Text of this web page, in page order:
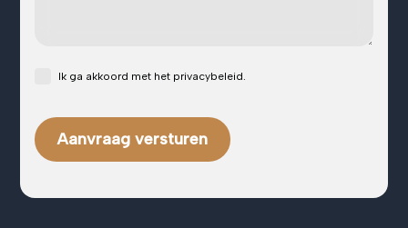
Ik ga akkoord met het privacybeleid.